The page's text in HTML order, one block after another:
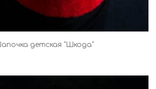
детская “Шкода”